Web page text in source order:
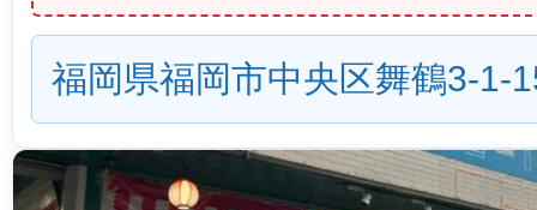
福岡県福岡市中央区舞鶴3-1-